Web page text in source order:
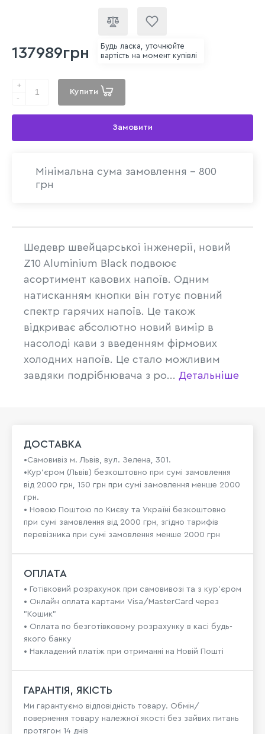
137989грн
Будь ласка, уточнюйте
вартість на момент купівлі
+
-
Купити
Замовити
Мінімальна сума замовлення - 800
грн
Шедевр швейцарської інженерії, новий
Z10 Aluminium Black подвоює
асортимент кавових напоїв. Одним
натисканням кнопки він готує повний
спектр гарячих напоїв. Це також
відкриває абсолютно новий вимір в
насолоді кави з введенням фірмових
холодних напоїв. Це стало можливим
завдяки подрібнювача з ро... Детальніше
ДОСТАВКА
•Самовивіз м. Львів, вул. Зелена, 301.
•Кур'єром (Львів) безкоштовно при сумі замовлення
від 2000 грн, 150 грн при сумі замовлення менше 2000
грн.
• Новою Поштою по Києву та Україні безкоштовно
при сумі замовлення від 2000 грн, згідно тарифів
перевізника при сумі замовлення менше 2000 грн
ОПЛАТА
• Готівковий розрахунок при самовивозі та з кур’єром
• Онлайн оплата картами Visa/MasterCard через
"Кошик"
• Оплата по безготівковому розрахунку в касі будь-
якого банку
• Накладений платіж при отриманні на Новій Пошті
ГАРАНТІЯ, ЯКІСТЬ
Ми гарантуємо відповідність товару. Обмін/
повернення товару належної якості без зайвих питань
протягом 14 днів